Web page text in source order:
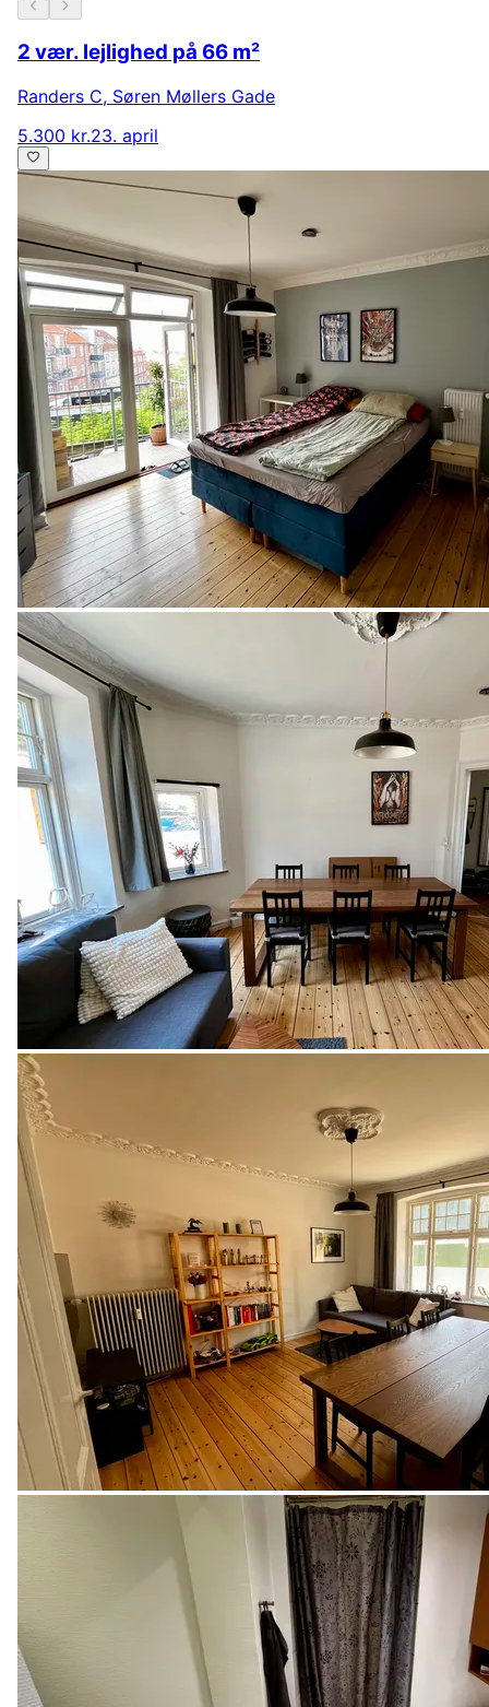
2 vær. lejlighed på 66 m²
Randers C, Søren Møllers Gade
5.300 kr.23. april